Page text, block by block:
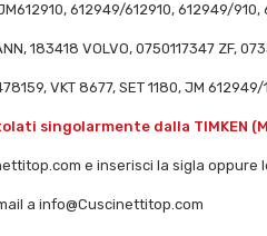
612949/612910, 612949/
183418 VOLVO, 0750117347 ZF,
VKT 8677, SET 1180, JM
singolarmente dalla TIMKEN
e inserisci la sigla
a info@Cuscinettitop.com